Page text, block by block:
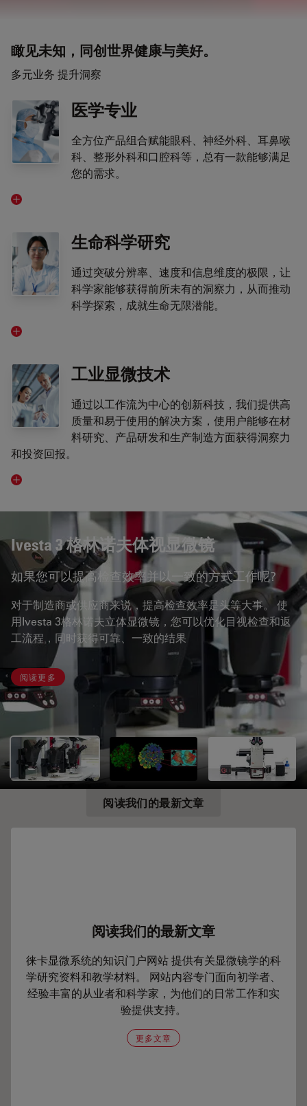
瞰见未知，同创世界健康与美好。
多元业务 提升洞察
医学专业
全方位产品组合赋能眼科、神经外科、耳鼻喉
科、整形外科和口腔科等，总有一款能够满足
您的需求。
生命科学研究
通过突破分辨率、速度和信息维度的极限，让
科学家能够获得前所未有的洞察力，从而推动
科学探索，成就生命无限潜能。
工业显微技术
通过以工作流为中心的创新科技，我们提供高
质量和易于使用的解决方案，使用户能够在材
料研究、产品研发和生产制造方面获得洞察力
和投资回报。
Ivesta 3 格林诺夫体视显微镜
如果您可以提高检查效率并以一致的方式工作呢?
对于制造商或供应商来说，提高检查效率是头等大事。 使
用Ivesta 3格林诺夫立体显微镜，您可以优化目视检查和返
工流程，同时获得可靠、一致的结果
阅读更多
阅读我们的最新文章
阅读我们的最新文章
徕卡显微系统的知识门户网站 提供有关显微镜学的科
学研究资料和教学材料。 网站内容专门面向初学者、
经验丰富的从业者和科学家，为他们的日常工作和实
验提供支持。
更多文章